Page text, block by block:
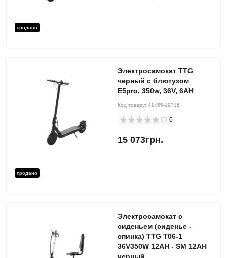
продано
продано
Электросамокат TTG
черный с блютузом
E5pro, 350w, 36V, 6AH
Код товару: 41455-19716
0
15 073грн.
Электросамокат с
сиденьем (сиденье -
спинка) TTG T06-1
36V350W 12AH - SM 12AH